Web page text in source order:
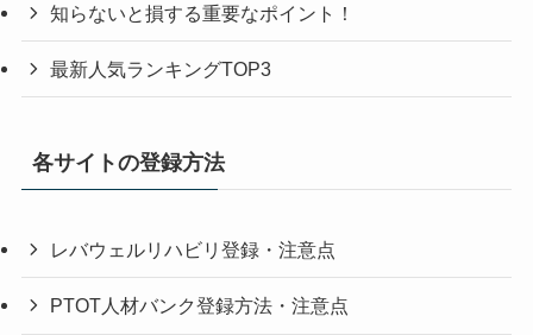
知らないと損する重要なポイント！
最新人気ランキングTOP3
各サイトの登録方法
レバウェルリハビリ登録・注意点
PTOT人材バンク登録方法・注意点